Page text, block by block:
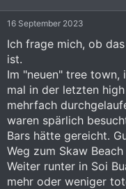
n
:
16 September 2023
Ich frage mich, ob
ist.
Im "neuen" tree
mal in der letzten
mehrfach
waren spärlich
Bars hätte gereicht.
Weg zum Skaw
Weiter runter in Soi
mehr oder weniger